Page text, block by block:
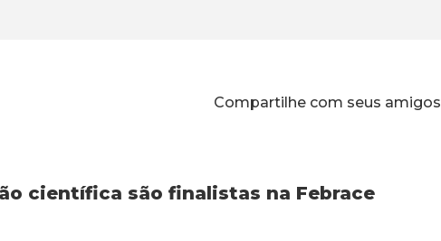
Compartilhe com seus amigos
científica são finalistas na Febrace